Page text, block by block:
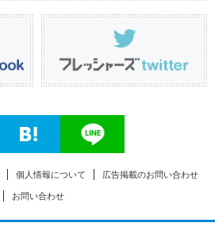
個人情報について 広告掲載のお問い合わせ
お問い合わせ